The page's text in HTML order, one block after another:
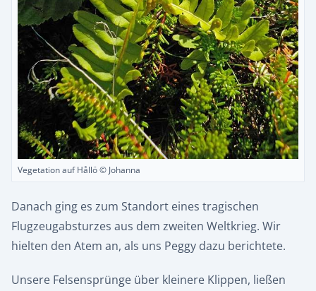
Vegetation auf Hållö © Johanna
Danach ging es zum Standort eines tragischen
Flugzeugabsturzes aus dem zweiten Weltkrieg. Wir
hielten den Atem an, als uns Peggy dazu berichtete.
Unsere Felsensprünge über kleinere Klippen, ließen